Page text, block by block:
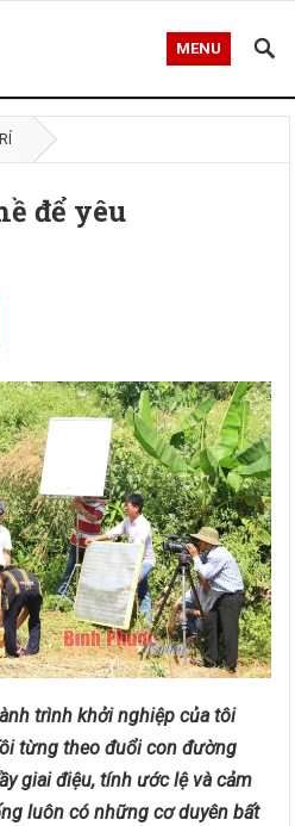
MENU
để yêu
trình khởi nghiệp của tôi
từng theo đuổi con đường
giai điệu, tính ước lệ và cảm
luôn có những cơ duyên bất